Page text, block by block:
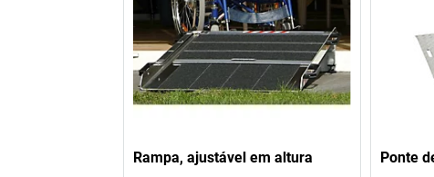
Rampa, ajustável em altura Ponte